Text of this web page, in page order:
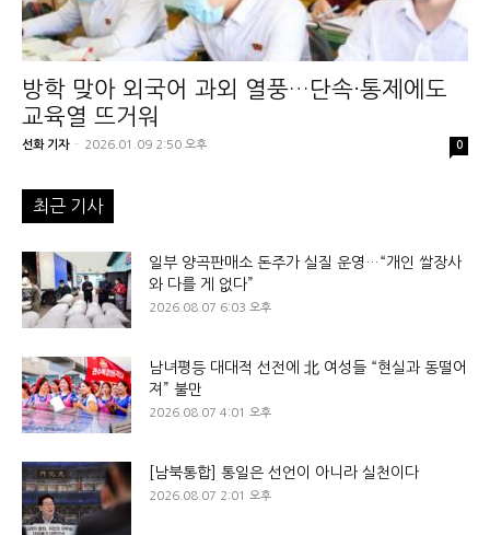
방학 맞아 외국어 과외 열풍…단속·통제에도
교육열 뜨거워
선화 기자 - 2026.01.09 2:50 오후 0
최근 기사
일부 양곡판매소 돈주가 실질 운영…“개인 쌀장사
와 다를 게 없다”
2026.08.07 6:03 오후
남녀평등 대대적 선전에 北 여성들 “현실과 동떨어
져” 불만
2026.08.07 4:01 오후
[남북통합] 통일은 선언이 아니라 실천이다
2026.08.07 2:01 오후